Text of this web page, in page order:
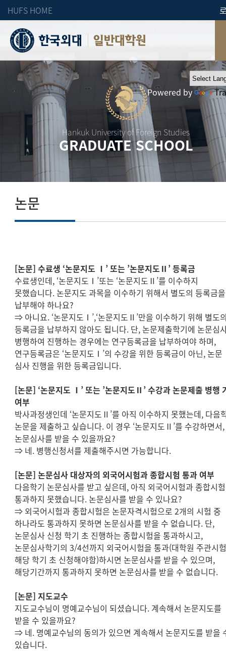
HUFS HOME
일반대학원
Hankuk University of Foreign Studies
GRADUATE SCHOOL
Powered by
논문
[논문]수료생 ‘논문지도 Ⅰ ’또는 ’논문지도 Ⅱ ’등록금
수료생인데, ‘논문지도 Ⅰ ’또는 ‘논문지도 Ⅱ ’를 이수하지
못했습니다.논문지도 과목을 이수하기 위해서 별도의 등록금을
납부해야 하나요?
⇒ 아니요. ‘논문지도 Ⅰ ’,‘논문지도 Ⅱ ’만을 이수하기 위해 별도
등록금을 납부하지 않아도 됩니다. 단,논문제출학기에 논문심
병행하여 진행하는 경우에는 연구등록금을 납부하여야 하며,
연구등록금은 ‘논문지도 Ⅰ ’의 수강을 위한 등록금이 아닌,논문
심사 진행을 위한 등록금입니다.
[논문] ‘논문지도 Ⅰ ’또는 ’논문지도 Ⅱ ’수강과 논문제출 병행
여부
박사과정생인데 ‘논문지도 Ⅱ ’를 아직 이수하지 못했는데, 다음
논문을 제출하고 싶습니다. 이 경우 ‘논문지도 Ⅱ ’를 수강하면서,
논문심사를 받을 수 있을까요?
⇒ 네. 병행신청서를 제출해주시면 가능합니다.
[논문]논문심사 대상자의 외국어시험과 종합시험 통과 여부
다음학기 논문심사를 받고 싶은데, 아직 외국어시험과 종합시
통과하지 못했습니다.논문심사를 받을 수 있나요?
⇒ 외국어시험과 종합시험은 논문자격시험으로2개의 시험 중
하나라도 통과하지 못하면 논문심사를 받을 수 없습니다. 단,
논문심사 신청 학기 초 진행하는 종합시험을 통과하시고,
논문심사학기의3/4선까지 외국어시험을 통과(대학원 주관시
해당 학기 초 신청해야함)하시면 논문심사를 받을 수 있으며,
해당기간까지 통과하지 못하면 논문심사를 받을 수 없습니다.
[논문]지도교수
지도교수님이 명예교수님이 되셨습니다. 계속해서 논문지도를
받을 수 있을까요?
⇒ 네. 명예교수님의 동의가 있으면 계속해서 논문지도를 받을
있습니다.